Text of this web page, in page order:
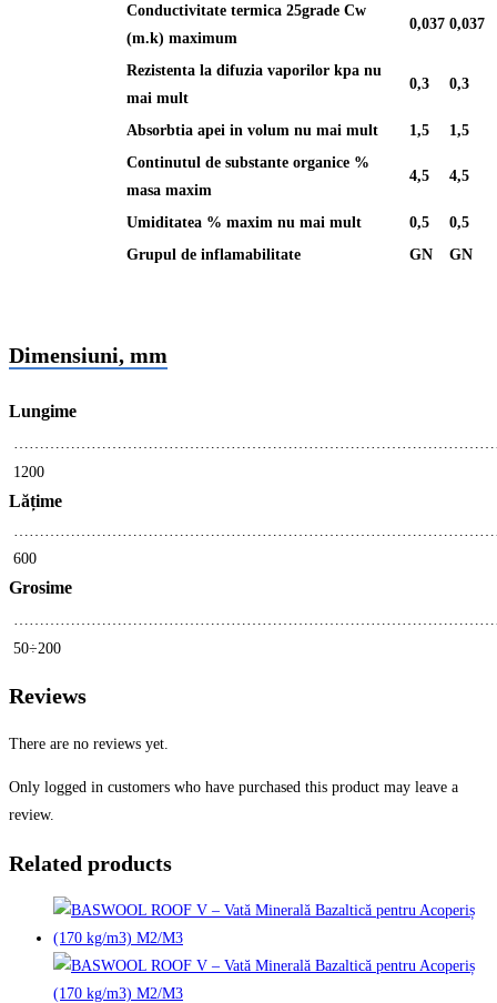
Conductivitate termica 25grade Cw
(m.k) maximum
0,037 0,037
Rezistenta la difuzia vaporilor kpa nu
mai mult
0,3 0,3
Absorbtia apei in volum nu mai mult 1,5
1,5
Continutul de substante organice %
masa maxim
4,5 4,5
Umiditatea % maxim nu mai mult 0,5
0,5
Grupul de inflamabilitate
GN GN
Dimensiuni, mm
Lungime
1200
Lățime
600
Grosime
50÷200
Reviews
There are no reviews yet.
Only logged in customers who have purchased this product may leave a
review.
Related products